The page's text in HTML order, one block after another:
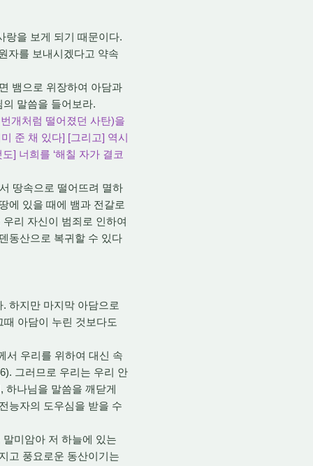
랑을 보게 되기 때문이다.
자를 보내시겠다고 약속
뱀으로 위장하여 아담과
말씀을 들어보라.
개처럼 떨어졌던 사탄)을
준 채 있다] [그리고] 역시
] 너희를 ‘해칠 자가 결코
땅속으로 떨어뜨려 멸하
에 있을 때에 뱀과 전갈로
리 자신이 범죄로 인하여
동산으로 복귀할 수 있다
하지만 마지막 아담으로
아담이 누린 것보다도
서 우리를 위하여 대신 속
그러므로 우리는 우리 안
하나님을 말씀을 깨닫게
능자의 도우심을 받을 수
미암아 저 하늘에 있는
고 풍요로운 동산이기는